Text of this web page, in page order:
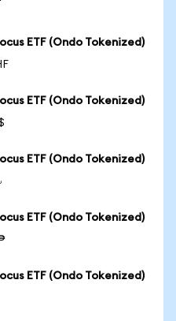
ETF (Ondo Tokenized)
ETF (Ondo Tokenized)
ETF (Ondo Tokenized)
ETF (Ondo Tokenized)
ETF (Ondo Tokenized)